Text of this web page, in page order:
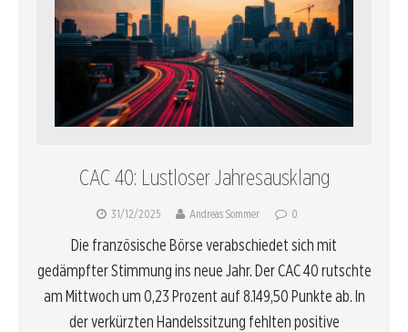
CAC 40: Lustloser Jahresausklang
31/12/2025 Andreas Sommer 0
Die französische Börse verabschiedet sich mit
gedämpfter Stimmung ins neue Jahr. Der CAC 40 rutschte
am Mittwoch um 0,23 Prozent auf 8.149,50 Punkte ab. In
der verkürzten Handelssitzung fehlten positive